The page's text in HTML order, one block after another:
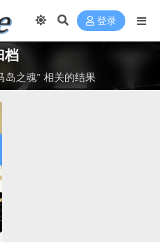
登录
档
岛之魂" 相关的结果